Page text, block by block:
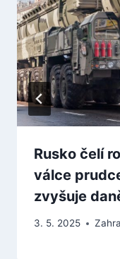
Rusko čelí
válce
zvyšuje
3. 5. 2025